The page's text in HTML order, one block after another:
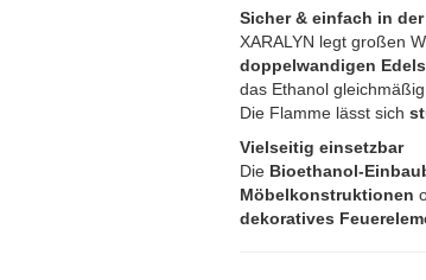
Sicher & einfach in
XARALYN legt großen
doppelwandigen
das Ethanol
Die Flamme lässt sich
Vielseitig einsetzbar
Die Bioethanol-
Möbelkonstruktionen
dekoratives